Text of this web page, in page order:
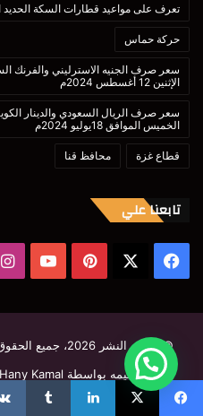
تعرف على مواعيد قطارات السكة الحديد اليوم
حركة حماس
سعر صرف الجنيه الاسترليني والفرنك
الإثنين 12 أغسطس 2024م
سعر صرف الريال السعودي والدينار
الخميس الموافق 18يوليو 2024م
قطاع غزة محافظ قنا
تابعنا علي
فيسبوك بينتيريست
© حقوق النشر 2026، جميع الحقوق محفوظة |
تصميمه بواسطة Hany Kamal